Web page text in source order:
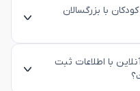
با بزرگسالان
با اطلاعات ثبت